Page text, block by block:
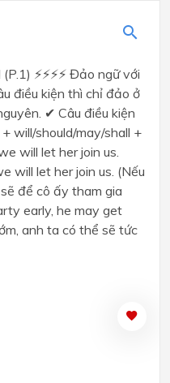
⚡⚡⚡⚡ Đảo ngữ với
điều kiện thì chỉ đảo ở
✔ Câu điều kiện
will/should/may/shall +
will let her join us.
will let her join us. (Nếu
để cô ấy tham gia
early, he may get
anh ta có thể sẽ tức